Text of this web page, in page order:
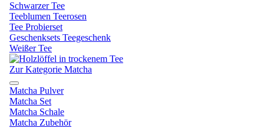
Schwarzer Tee
Teeblumen Teerosen
Tee Probierset
Geschenksets Teegeschenk
Weißer Tee
Zur Kategorie Matcha
Matcha Pulver
Matcha Set
Matcha Schale
Matcha Zubehör